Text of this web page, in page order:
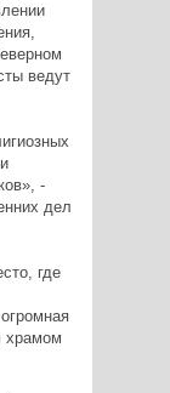
ведут
-
дел
где
храмом